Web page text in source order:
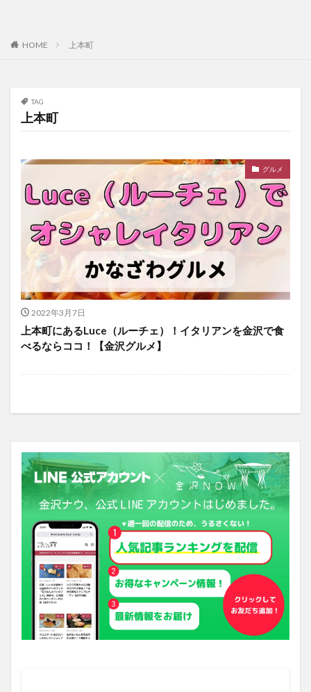
HOME 上本町
TAG
上本町
グルメ
2022年3月7日
上本町にあるLuce（ルーチェ）！イタリアンを金沢で食
べるならココ！【金沢グルメ】